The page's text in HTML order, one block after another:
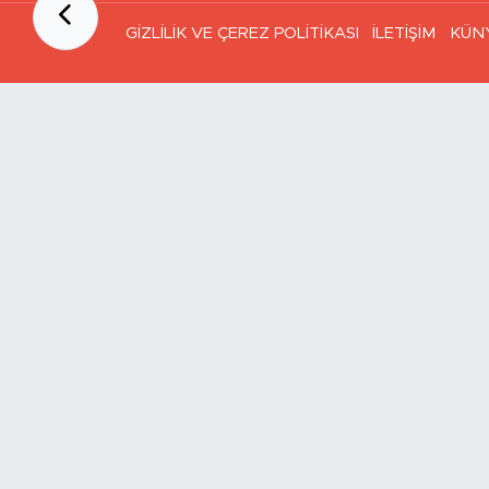
GİZLİLİK VE ÇEREZ POLİTİKASI İLETİŞİM